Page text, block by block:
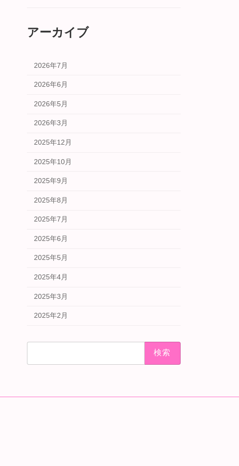
アーカイブ
2026年7月
2026年6月
2026年5月
2026年3月
2025年12月
2025年10月
2025年9月
2025年8月
2025年7月
2025年6月
2025年5月
2025年4月
2025年3月
2025年2月